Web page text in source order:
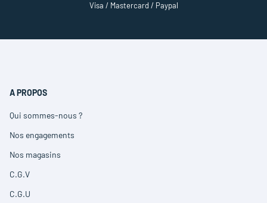
Visa / Mastercard / Paypal
A PROPOS
Qui sommes-nous ?
(ouvre
dans
nouvelle
Nos engagements
(ouvre
dans
nouvelle
Nos magasins
(ouvre
dans
nouvelle
C.G.V
(ouvre
dans
C.G.U
(ouvre